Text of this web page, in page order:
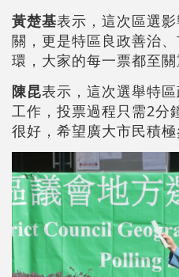
黃楚基表示，這次區選
關，更是特區良政善治
環，大家的每一票都至關
陳昆表示，這次選舉特
工作，投票過程只需2分
很好，希望廣大市民積極